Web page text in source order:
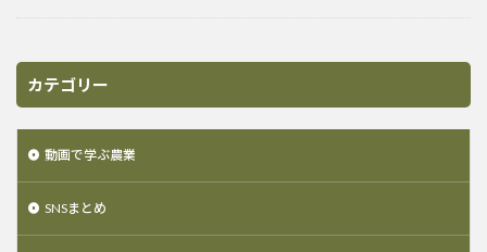
カテゴリー
動画で学ぶ農業
SNSまとめ